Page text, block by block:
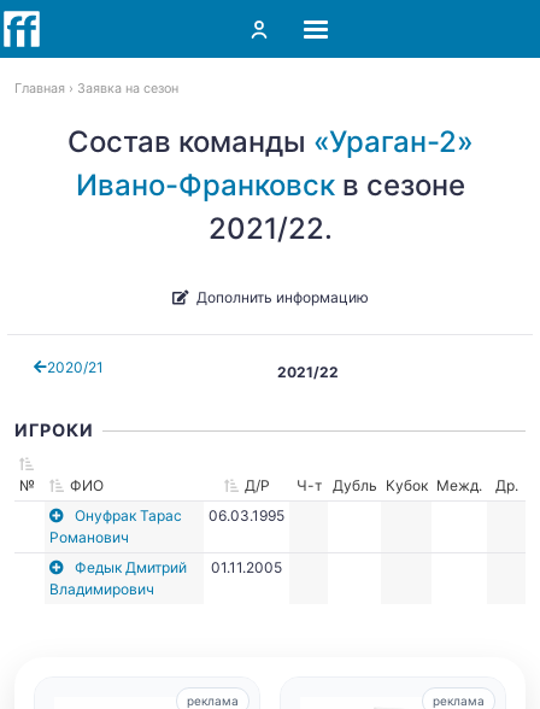
Главная Заявка на сезон
Состав команды «Ураган-2»
Ивано-Франковскв сезоне
2021/22.
Дополнить информацию
2020/21 2021/22
ИГРОКИ
№ ФИО Д/Р Ч-т Дубль Кубок Межд.
Др.
Онуфрак Тарас
Романович
06.03.1995
Федык Дмитрий
Владимирович
01.11.2005
реклама реклама